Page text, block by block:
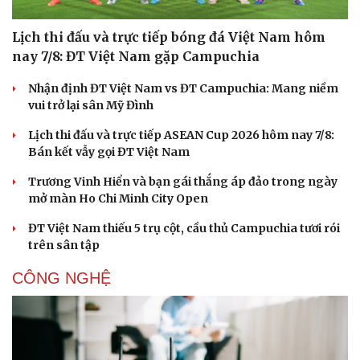
Du lịch
Săn Tour
check-in
Podcast
Đọc truyện đêm khuya
Hạt giống tâm hồn
Lịch thi đấu và trực tiếp bóng đá Việt Nam hôm
nay 7/8: ĐT Việt Nam gặp Campuchia
Nhận định ĐT Việt Nam vs ĐT Campuchia: Mang niềm
vui trở lại sân Mỹ Đình
Lịch thi đấu và trực tiếp ASEAN Cup 2026 hôm nay 7/8:
Bán kết vẫy gọi ĐT Việt Nam
Trương Vinh Hiển và bạn gái thắng áp đảo trong ngày
mở màn Ho Chi Minh City Open
ĐT Việt Nam thiếu 5 trụ cột, cầu thủ Campuchia tươi rói
trên sân tập
CÔNG NGHỆ